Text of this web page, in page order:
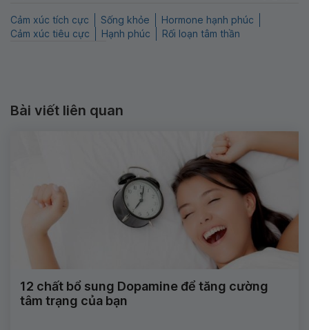
Cảm xúc tích cực Sống khỏe
Hormone hạnh phúc
Cảm xúc tiêu cực
Hạnh phúc Rối loạn tâm thần
Bài viết liên quan
12 chất bổ sung Dopamine để tăng cường
tâm trạng của bạn